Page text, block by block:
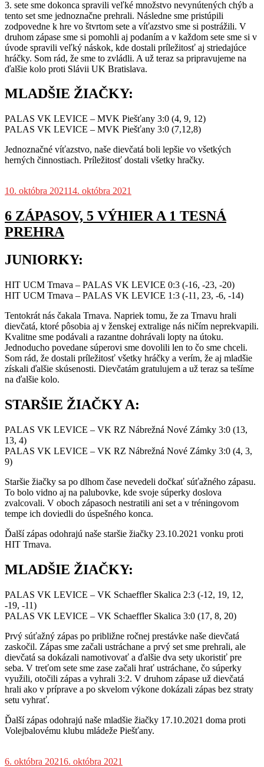
3. sete sme dokonca spravili veľké množstvo nevynútených chýb a
tento set sme jednoznačne prehrali. Následne sme pristúpili
zodpovedne k hre vo štvrtom sete a víťazstvo sme si postrážili. V
druhom zápase sme si pomohli aj podaním a v každom sete sme si v
úvode spravili veľký náskok, kde dostali príležitosť aj striedajúce
hráčky. Som rád, že sme to zvládli. A už teraz sa pripravujeme na
ďalšie kolo proti Slávii UK Bratislava.
MLADŠIE ŽIAČKY:
PALAS VK LEVICE – MVK Piešťany 3:0 (4, 9, 12)
PALAS VK LEVICE – MVK Piešťany 3:0 (7,12,8)
Jednoznačné víťazstvo, naše dievčatá boli lepšie vo všetkých
herných činnostiach. Príležitosť dostali všetky hračky.
10. októbra 202114. októbra 2021
6 ZÁPASOV, 5 VÝHIER A 1 TESNÁ
PREHRA
JUNIORKY:
HIT UCM Trnava – PALAS VK LEVICE 0:3 (-16, -23, -20)
HIT UCM Trnava – PALAS VK LEVICE 1:3 (-11, 23, -6, -14)
Tentokrát nás čakala Trnava. Napriek tomu, že za Trnavu hrali
dievčatá, ktoré pôsobia aj v ženskej extralige nás ničím neprekvapili.
Kvalitne sme podávali a razantne dohrávali lopty na útoku.
Jednoducho povedane súperovi sme dovolili len to čo sme chceli.
Som rád, že dostali príležitosť všetky hráčky a verím, že aj mladšie
získali ďalšie skúsenosti. Dievčatám gratulujem a už teraz sa tešíme
na ďalšie kolo.
STARŠIE ŽIAČKY A:
PALAS VK LEVICE – VK RZ Nábrežná Nové Zámky 3:0 (13,
13, 4)
PALAS VK LEVICE – VK RZ Nábrežná Nové Zámky 3:0 (4, 3,
9)
Staršie žiačky sa po dlhom čase nevedeli dočkať súťažného zápasu.
To bolo vidno aj na palubovke, kde svoje súperky doslova
zvalcovali. V oboch zápasoch nestratili ani set a v tréningovom
tempe ich doviedli do úspešného konca.
Ďalší zápas odohrajú naše staršie žiačky 23.10.2021 vonku proti
HIT Trnava.
MLADŠIE ŽIAČKY:
PALAS VK LEVICE – VK Schaeffler Skalica 2:3 (-12, 19, 12,
-19, -11)
PALAS VK LEVICE – VK Schaeffler Skalica 3:0 (17, 8, 20)
Prvý súťažný zápas po približne ročnej prestávke naše dievčatá
zaskočil. Zápas sme začali ustráchane a prvý set sme prehrali, ale
dievčatá sa dokázali namotivovať a ďalšie dva sety ukoristiť pre
seba. V treťom sete sme zase začali hrať ustráchane, čo súperky
využili, otočili zápas a vyhrali 3:2. V druhom zápase už dievčatá
hrali ako v príprave a po skvelom výkone dokázali zápas bez straty
setu vyhrať.
Ďalší zápas odohrajú naše mladšie žiačky 17.10.2021 doma proti
Volejbalovému klubu mládeže Piešťany.
6. októbra 20216. októbra 2021